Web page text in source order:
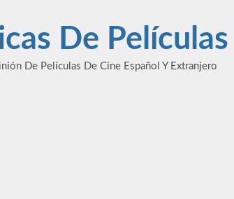
De
De Películas De Cine Español Y Extranjero